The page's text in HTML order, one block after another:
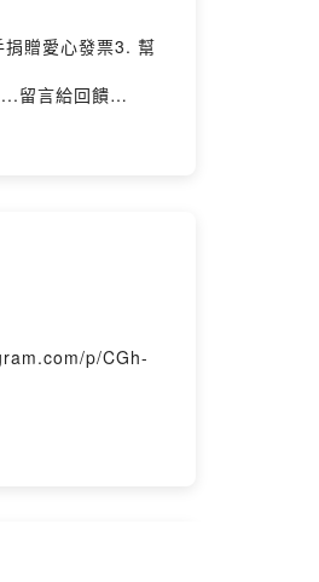
贈愛心發票3. 幫
留言給回饋
p/CGh-